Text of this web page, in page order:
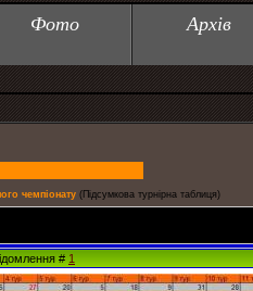
Фото Архів
чемпіонату (Підсумкова турнірна таблиця)
# 1